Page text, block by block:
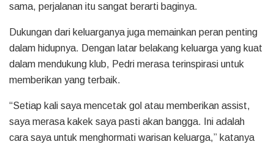
sama, perjalanan itu sangat berarti baginya.
Dukungan dari keluarganya juga memainkan peran penting
dalam hidupnya. Dengan latar belakang keluarga yang kuat
dalam mendukung klub, Pedri merasa terinspirasi untuk
memberikan yang terbaik.
“Setiap kali saya mencetak gol atau memberikan assist,
saya merasa kakek saya pasti akan bangga. Ini adalah
cara saya untuk menghormati warisan keluarga,” katanya